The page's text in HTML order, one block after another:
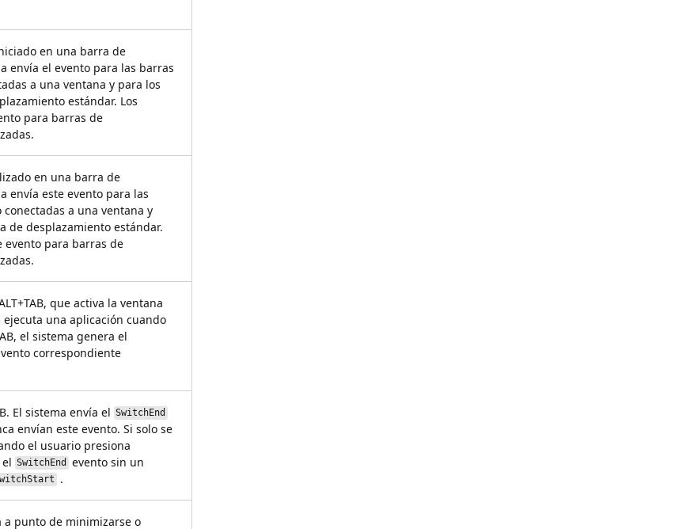
en una barra de
envía el evento para las barras
a una ventana y para los
estándar. Los
para barras de
en una barra de
envía este evento para las
a una ventana y
de desplazamiento estándar.
evento para barras de
que activa la ventana
ejecuta una aplicación cuando
el sistema genera el
correspondiente
El sistema envía el SwitchEnd
envían este evento. Si solo se
el usuario presiona
SwitchEnd
evento sin un
.
a punto de minimizarse o